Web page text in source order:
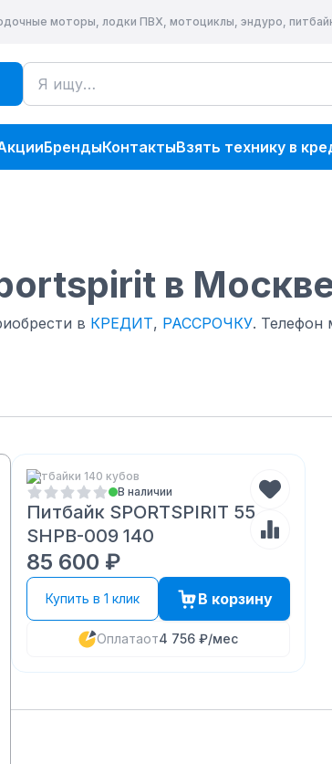
моторы, лодки ПВХ, мотоциклы, эндуро,
БрендыКонтактыВзять технику в
в
в КРЕДИТ, РАССРОЧКУ. Телефон
Питбайки 140 кубов
В наличии
Питбайк SPORTSPIRIT 55
SHPB-009 140
85 600 ₽
Купить в 1 клик В корзину
Оплатаот4 756 ₽/мес